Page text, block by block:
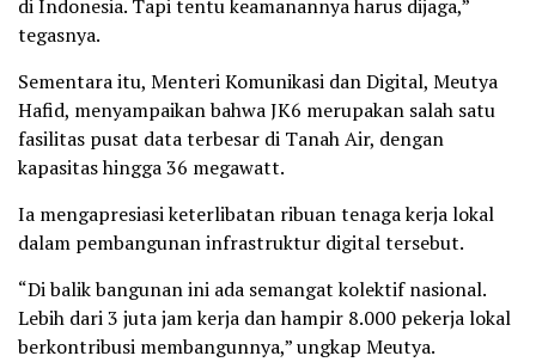
di Indonesia. Tapi tentu keamanannya harus dijaga,”
tegasnya.
Sementara itu, Menteri Komunikasi dan Digital, Meutya
Hafid, menyampaikan bahwa JK6 merupakan salah satu
fasilitas pusat data terbesar di Tanah Air, dengan
kapasitas hingga 36 megawatt.
Ia mengapresiasi keterlibatan ribuan tenaga kerja lokal
dalam pembangunan infrastruktur digital tersebut.
“Di balik bangunan ini ada semangat kolektif nasional.
Lebih dari 3 juta jam kerja dan hampir 8.000 pekerja lokal
berkontribusi membangunnya,” ungkap Meutya.